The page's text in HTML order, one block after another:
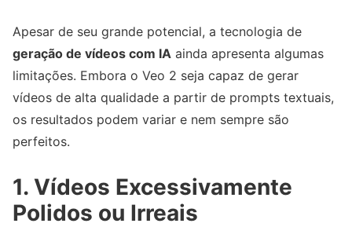
Apesar de seu grande potencial, a tecnologia de
geração de vídeos com IA ainda apresenta algumas
limitações. Embora o Veo 2 seja capaz de gerar
vídeos de alta qualidade a partir de prompts textuais,
os resultados podem variar e nem sempre são
perfeitos.
1. Vídeos Excessivamente
Polidos ou Irreais